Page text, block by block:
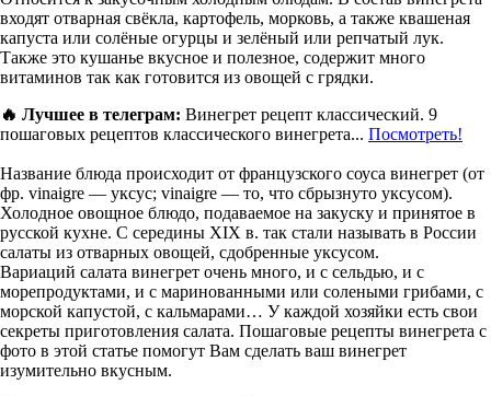
входят отварная свёкла, картофель, морковь, а также квашеная
капуста или солёные огурцы и зелёный или репчатый лук.
Также это кушанье вкусное и полезное, содержит много
витаминов так как готовится из овощей с грядки.
🔥 Лучшее в телеграм: Винегрет рецепт классический. 9
пошаговых рецептов классического винегрета... Посмотреть!
Название блюда происходит от французского соуса винегрет (от
фр. vinaigre — уксус; vinaigre — то, что сбрызнуто уксусом).
Холодное овощное блюдо, подаваемое на закуску и принятое в
русской кухне. С середины XIX в. так стали называть в России
салаты из отварных овощей, сдобренные уксусом.
Вариаций салата винегрет очень много, и с сельдью, и с
морепродуктами, и с маринованными или солеными грибами, с
морской капустой, с кальмарами… У каждой хозяйки есть свои
секреты приготовления салата. Пошаговые рецепты винегрета с
фото в этой статье помогут Вам сделать ваш винегрет
изумительно вкусным.